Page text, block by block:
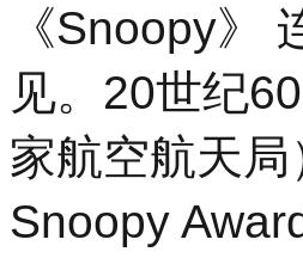
《Snoopy》
见。20世纪
家航空航天局
Snoopy